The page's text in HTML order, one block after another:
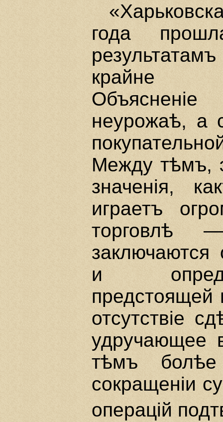
года
крайне
неурожаѣ, а
Между тѣмъ,
значенiя,
играетъ
торговлѣ
заключаются
и
предстоящей
отсутствiе
удручающее
тѣмъ
сокращенiи
операцiй